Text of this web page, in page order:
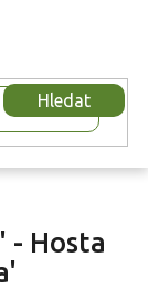
Hledat
- Hosta